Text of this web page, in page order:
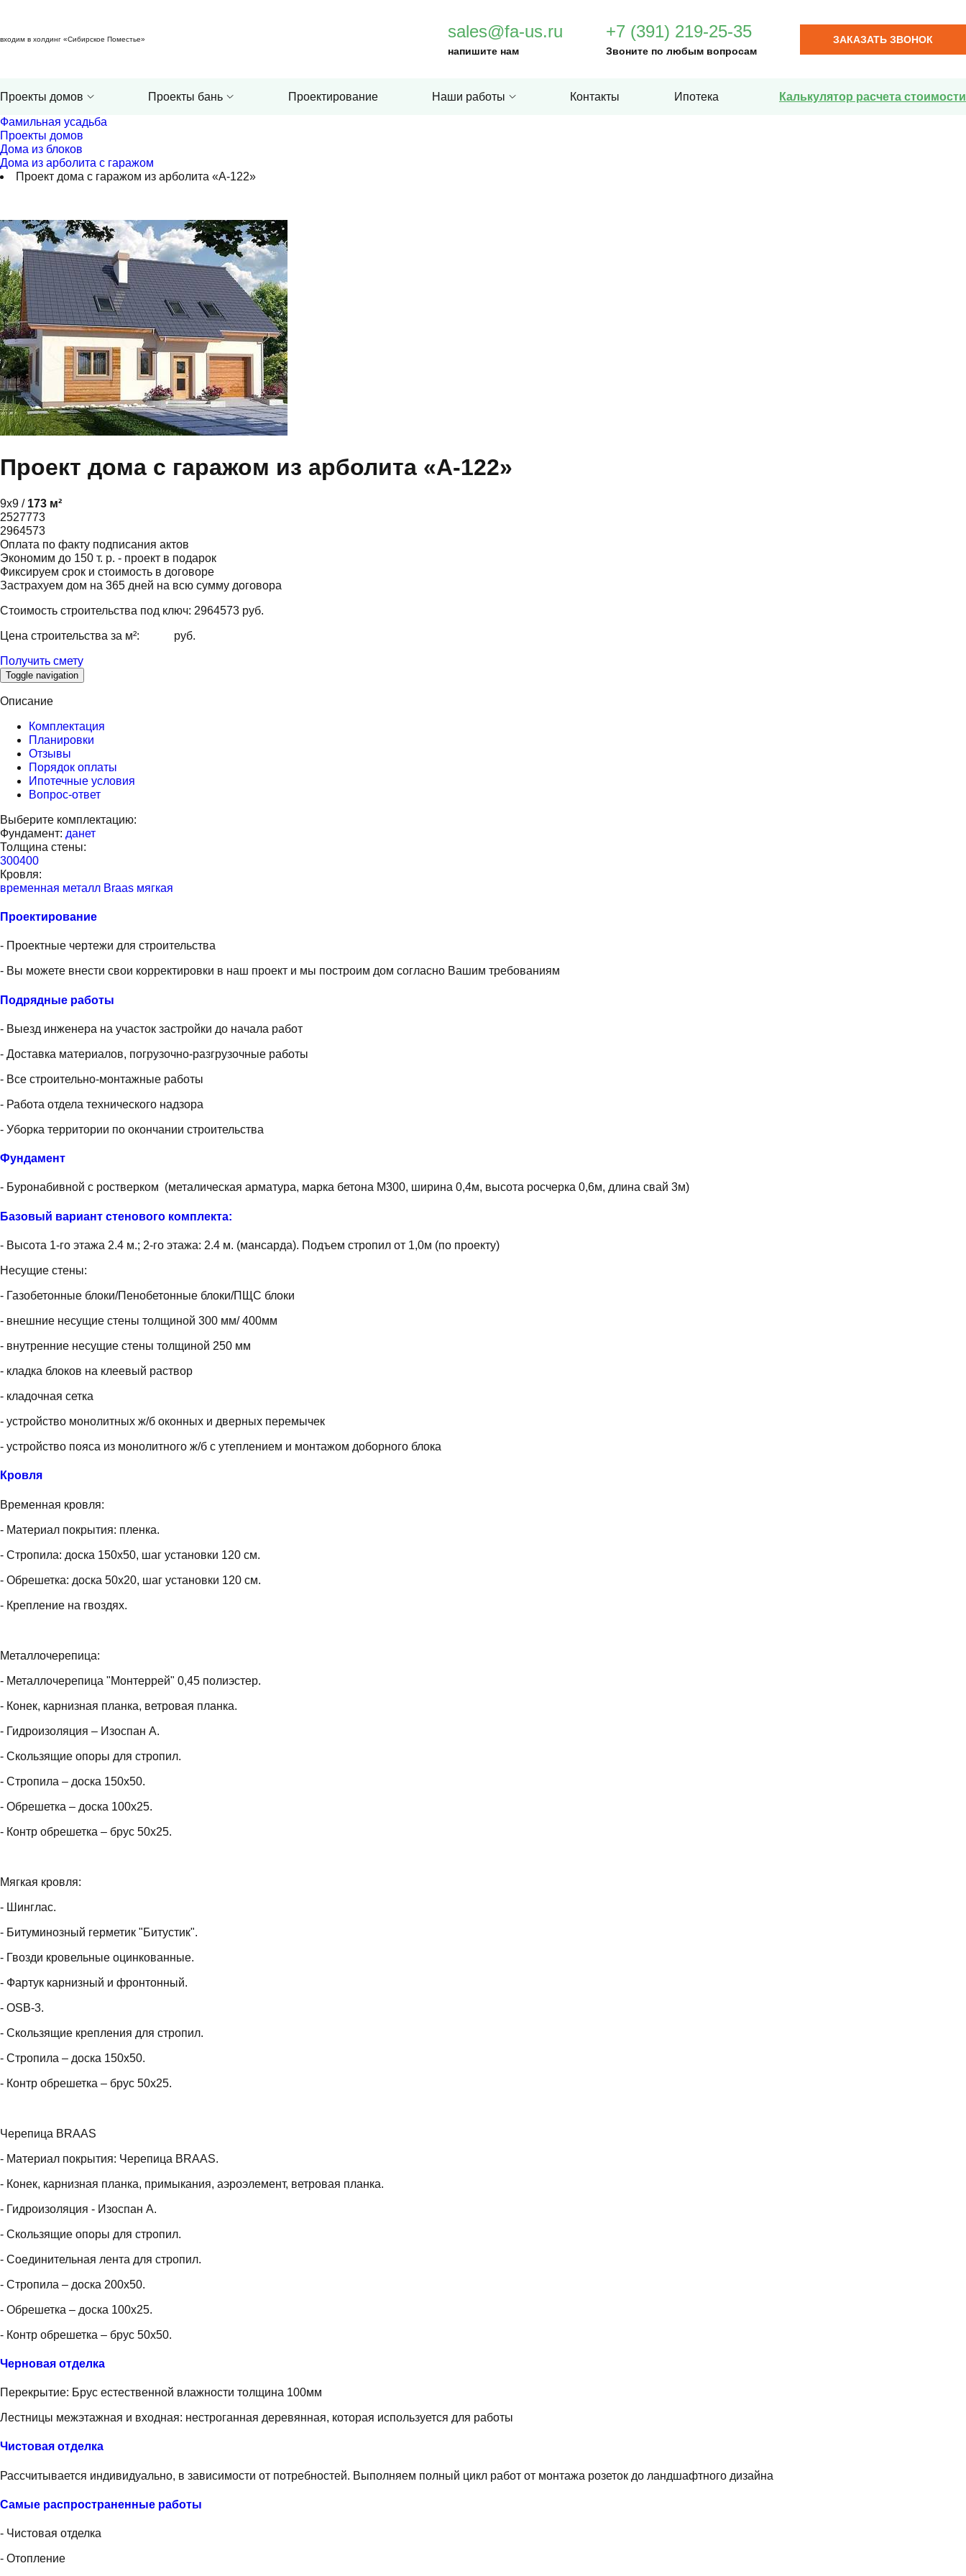
входим в холдинг «Сибирское Поместье» sales@fa-us.ru
напишите нам
+7 (391) 219-25-35
Звоните по любым вопросам
ЗАКАЗАТЬ ЗВОНОК
Проекты домов Проекты бань Проектирование Наши работы Контакты Ипотека Калькулятор расчета стоимости
Фамильная усадьба
Проекты домов
Дома из блоков
Дома из арболита с гаражом
Проект дома с гаражом из арболита «А-122»
Проект дома с гаражом из арболита «А-122»
9х9 / 173 м²
2527773
2964573
Оплата по факту подписания актов
Экономим до 150 т. р. - проект в подарок
Фиксируем срок и стоимость в договоре
Застрахуем дом на 365 дней на всю сумму договора
Стоимость строительства под ключ: 2964573 руб.
Цена строительства за м²: руб.
Получить смету
Toggle navigation
Описание
Комплектация
Планировки
Отзывы
Порядок оплаты
Ипотечные условия
Вопрос-ответ
Выберите комплектацию:
Фундамент: данет
Толщина стены:
300400
Кровля:
временная металл Braas мягкая
Проектирование
- Проектные чертежи для строительства
- Вы можете внести свои корректировки в наш проект и мы построим дом согласно Вашим требованиям
Подрядные работы
- Выезд инженера на участок застройки до начала работ
- Доставка материалов, погрузочно-разгрузочные работы
- Все строительно-монтажные работы
- Работа отдела технического надзора
- Уборка территории по окончании строительства
Фундамент
- Буронабивной с ростверком (металическая арматура, марка бетона М300, ширина 0,4м, высота росчерка 0,6м, длина свай 3м)
Базовый вариант стенового комплекта:
- Высота 1-го этажа 2.4 м.; 2-го этажа: 2.4 м. (мансарда). Подъем стропил от 1,0м (по проекту)
Несущие стены:
- Газобетонные блоки/Пенобетонные блоки/ПЩС блоки
- внешние несущие стены толщиной 300 мм/ 400мм
- внутренние несущие стены толщиной 250 мм
- кладка блоков на клеевый раствор
- кладочная сетка
- устройство монолитных ж/б оконных и дверных перемычек
- устройство пояса из монолитного ж/б с утеплением и монтажом доборного блока
Кровля
Временная кровля:
- Материал покрытия: пленка.
- Стропила: доска 150х50, шаг установки 120 см.
- Обрешетка: доска 50х20, шаг установки 120 см.
- Крепление на гвоздях.
Металлочерепица:
- Металлочерепица "Монтеррей" 0,45 полиэстер.
- Конек, карнизная планка, ветровая планка.
- Гидроизоляция – Изоспан А.
- Скользящие опоры для стропил.
- Стропила – доска 150х50.
- Обрешетка – доска 100х25.
- Контр обрешетка – брус 50х25.
Мягкая кровля:
- Шинглас.
- Битуминозный герметик "Битустик".
- Гвозди кровельные оцинкованные.
- Фартук карнизный и фронтонный.
- OSB-3.
- Скользящие крепления для стропил.
- Стропила – доска 150х50.
- Контр обрешетка – брус 50х25.
Черепица BRAAS
- Материал покрытия: Черепица BRAAS.
- Конек, карнизная планка, примыкания, аэроэлемент, ветровая планка.
- Гидроизоляция - Изоспан А.
- Скользящие опоры для стропил.
- Соединительная лента для стропил.
- Стропила – доска 200х50.
- Обрешетка – доска 100х25.
- Контр обрешетка – брус 50х50.
Черновая отделка
Перекрытие: Брус естественной влажности толщина 100мм
Лестницы межэтажная и входная: нестроганная деревянная, которая используется для работы
Чистовая отделка
Рассчитывается индивидуально, в зависимости от потребностей. Выполняем полный цикл работ от монтажа розеток до ландшафтного дизайна
Самые распространенные работы
- Чистовая отделка
- Отопление